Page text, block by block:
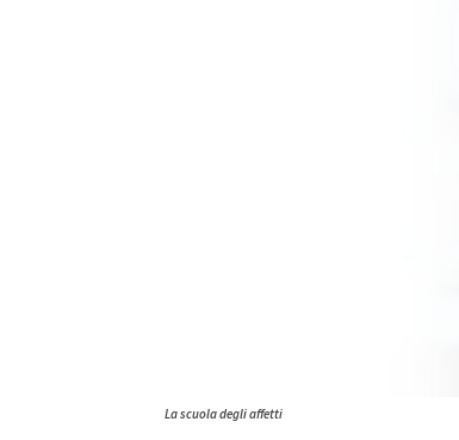
La scuola degli affetti